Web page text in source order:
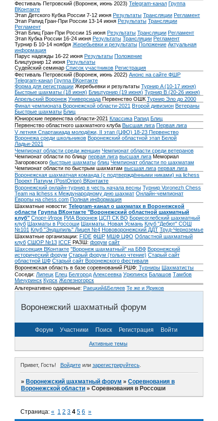
Фестиваль Петровский (Воронеж, июнь 2023) Telegram-канал Группа
ВКонтакте
Этап Детского Кубка России 7-12 июня Результаты Трансляции Регламент
Этап Рапид Гран-При России 13-14 июня Результаты Трансляции
Регламент
Этап Блиц Гран-При России 15 июня Результаты Трансляции Регламент
Этап Кубка России 16-24 июня Результаты Трансляции Регламент
Турнир Б 10-14 ноября Жеребьевки и результаты Положение Актуальная
информация
Парус надежды 16-22 июня Результаты Положение
Блицтурнир 12 июня Результаты
Судейский семинар Список участников Регистрация
Фестиваль Петровский (Воронеж, июнь 2022) Анонс на сайте ФШР
Telegram-канал Группа ВКонтакте
Форма для регистрации Жеребьевки и результаты Турнир A (10-17 июня)
Быстрые шахматы (18 июня) Блицтурнир (19 июня) Турнир B (20-26 июня)
Апрельский Воронеж Универсиада Первенство ОШК Турнир Эло до 2000
Финал чемпионата Воронежской области-2021 Второй дивизион Ветераны
Быстрые шахматы Блиц
Юниорские первенства области-2021 Классика Рапид Блиц
Первенство областного шахматного клуба Высшая лига Первая лига
V летняя Спартакиада молодёжи, II этап (ЦФО) 18-23 Первенство
Воронежа среди школьников Воронежский областной этап Белой
Ладьи-2021
Чемпионат области среди женщин Чемпионат области среди ветеранов
Чемпионат области по блицу первая лига высшая лига Мемориал
Загоровского быстрые шахматы блиц Чемпионат области по шахматам
Чемпионат области по быстрым шахматам высшая лига первая лига
Воронежская шахматная команда (с подтверждёнными никами) на lichess
Проект Патиум (PostOrion) ВКонтакте
Воронежский онлайн-турнир в честь начала весны Турнир Voronezh Chess
Team на lichess к Международному дню шахмат Онлайн-чемпионат
Европы на chess.com Полная информация
Шахматные новости: Telegram-канал о шахматах в Воронежской
области Группа ВКонтакте "Воронежский областной шахматный
клуб" Спорт-Игрок РИА Воронеж ЦСП СК ВО Борисоглебский шахматный
клуб Шахматы в Россоши Шахматы. Новая Усмань Клуб "Дебют" СОШ
№101 Клуб "Эндшпиль" Лицея №4 Нововоронежский ДДТ Труд-Черноземье
Шахматные организации: FIDE ФШР МШФ ЦФО Областной шахматный
клуб СШОР №13 ICCF РАЗШ: форум сайт
Шахсекция ВКонтакте "Воронеж шахматный" на БВФ Воронежский
исторический форум Cтарый форум (только чтение) Старый сайт
областной ШФ Старый сайт Воронежского фестиваля
Воронежская область в базе соревнований РШФ: Турниры Шахматисты
Соседи: Липецк Елец Белгород Алексеевка Урюпинск Балашов Тамбов
Мичуринск Курск Железногорск
Альтернативно одаренные: Раецкий&Беляев Те же и Яриков
Воронежский шахматный форум
Форум Участники Поиск Регистрация Войти
Активные темы
Привет, Гость! Войдитеили зарегистрируйтесь.
»Воронежский шахматный форум »Соревнования в
Воронежской области »Соревнования в Россоши
Страница:« 1 2 3 4 5 6 »